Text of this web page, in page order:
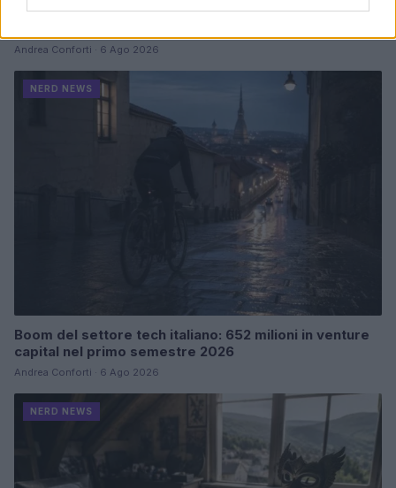
Pieve Comics 2026: tutto ciò che devi sapere
Andrea Conforti · 6 Ago 2026
NERD NEWS
Boom del settore tech italiano: 652 milioni in venture
capital nel primo semestre 2026
Andrea Conforti · 6 Ago 2026
NERD NEWS